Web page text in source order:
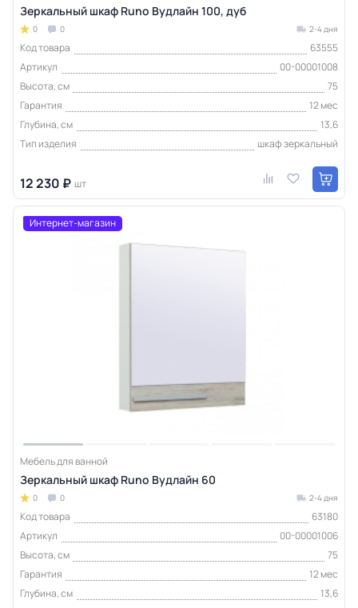
Зеркальный шкаф Runo Вудлайн 100, дуб
0 0 2-4 дня
Код товара
63555
Артикул
00-00001008
Высота, см
75
Гарантия
12 мес
Глубина, см
13,6
Тип изделия
шкаф зеркальный
12 230 ₽ шт
Интернет-магазин
Мебель для ванной
Зеркальный шкаф Runo Вудлайн 60
0 0 2-4 дня
Код товара
63180
Артикул
00-00001006
Высота, см
75
Гарантия
12 мес
Глубина, см
13,6